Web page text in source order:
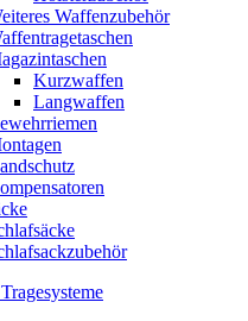
Waffenzubehör
Kurzwaffen
Langwaffen